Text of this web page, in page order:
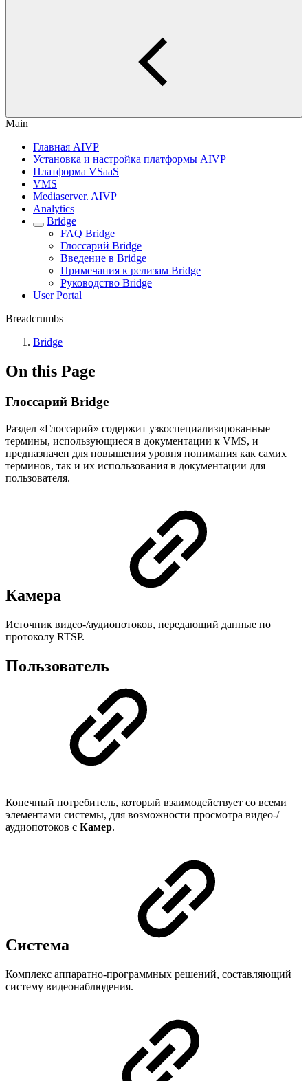
Main
Главная AIVP
Установка и настройка платформы AIVP
Платформа VSaaS
VMS
Mediaserver. AIVP
Analytics
Bridge
FAQ Bridge
Глоссарий Bridge
Введение в Bridge
Примечaния к релизам Bridge
Руководство Bridge
User Portal
Breadcrumbs
Bridge
On this Page
Глоссарий Bridge
Раздел «Глоссарий» содержит узкоспециализированные
термины, использующиеся в документации к VMS, и
предназначен для повышения уровня понимания как самих
терминов, так и их использования в документации для
пользователя.
Камера
Источник видео-/аудиопотоков, передающий данные по
протоколу RTSP.
Пользователь
Конечный потребитель, который взаимодействует со всеми
элементами системы, для возможности просмотра видео-/
аудиопотоков с Камер.
Система
Комплекс аппаратно-программных решений, составляющий
систему видеонаблюдения.